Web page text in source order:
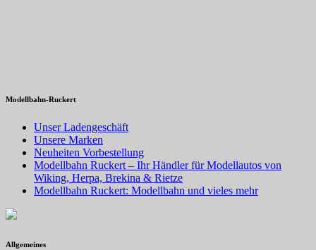
Modellbahn-Ruckert
Unser Ladengeschäft
Unsere Marken
Neuheiten Vorbestellung
Modellbahn Ruckert – Ihr Händler für Modellautos von
Wiking, Herpa, Brekina & Rietze
Modellbahn Ruckert: Modellbahn und vieles mehr
Allgemeines